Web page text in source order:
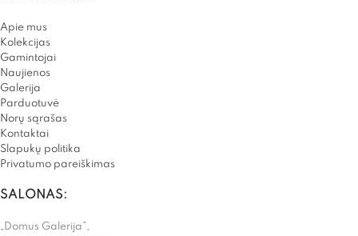
Apie mus
Kolekcijas
Gamintojai
Naujienos
Galerija
Parduotuvė
Norų sąrašas
Kontaktai
Slapukų politika
Privatumo pareiškimas
SALONAS:
„Domus Galerija”,